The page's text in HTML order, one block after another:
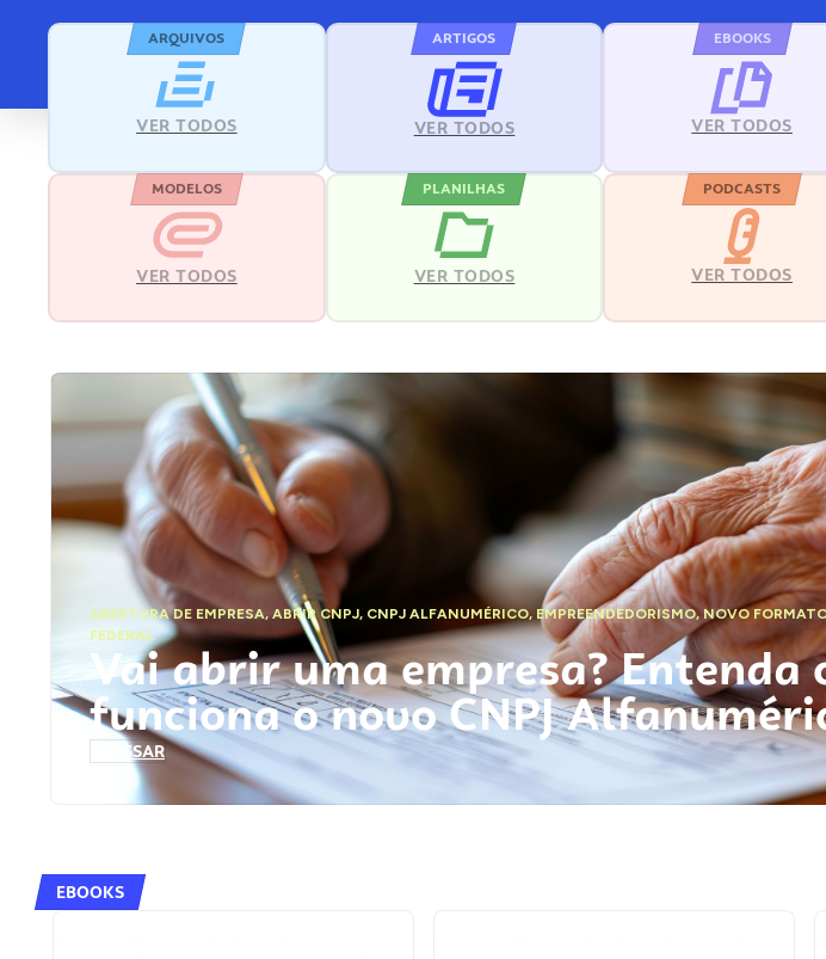
ARQUIVOS
VER TODOS
ARTIGOS
VER TODOS
EBOOKS
VER TODOS
MODELOS
VER TODOS
PLANILHAS
VER TODOS
PODCASTS
VER TODOS
ABERTURA DE EMPRESA,ABRIR CNPJ, CNPJ ALFANUMÉRICO, EMPREENDEDORISMO,NOVO
FEDERAL
Vai abrir uma empresa? Entenda
funciona o novo CNPJ
ACESSAR
EBOOKS